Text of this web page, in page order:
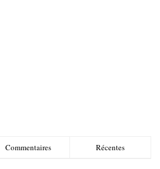
Commentaires Récentes